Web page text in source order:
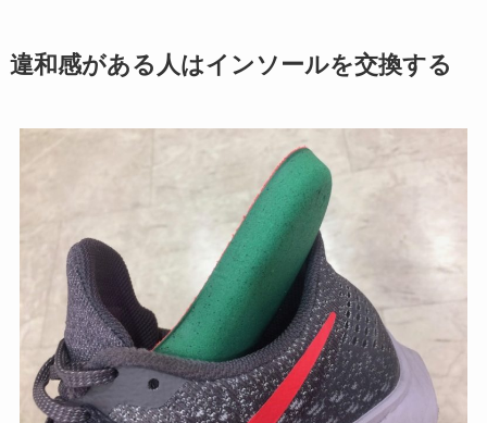
違和感がある人はインソールを交換する